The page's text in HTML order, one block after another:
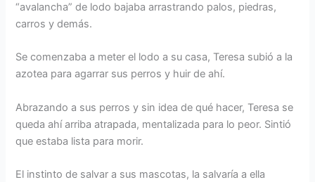
“avalancha” de lodo bajaba arrastrando palos, piedras,
carros y demás.
Se comenzaba a meter el lodo a su casa, Teresa subió a la
azotea para agarrar sus perros y huir de ahí.
Abrazando a sus perros y sin idea de qué hacer, Teresa se
queda ahí arriba atrapada, mentalizada para lo peor. Sintió
que estaba lista para morir.
El instinto de salvar a sus mascotas, la salvaría a ella